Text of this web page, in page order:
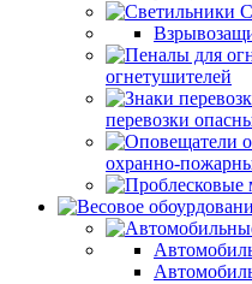
огнетушителей
перевозки
охранно-